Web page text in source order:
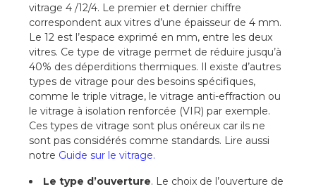
vitrage 4 /12/4. Le premier et dernier chiffre
correspondent aux vitres d’une épaisseur de 4 mm.
Le 12 est l’espace exprimé en mm, entre les deux
vitres. Ce type de vitrage permet de réduire jusqu’à
40% des déperditions thermiques. Il existe d’autres
types de vitrage pour des besoins spécifiques,
comme le triple vitrage, le vitrage anti-effraction ou
le vitrage à isolation renforcée (VIR) par exemple.
Ces types de vitrage sont plus onéreux car ils ne
sont pas considérés comme standards. Lire aussi
notre Guide sur le vitrage.
Le type d’ouverture. Le choix de l’ouverture de